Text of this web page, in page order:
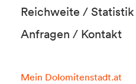
Reichweite / Statistik
Anfragen / Kontakt
Mein Dolomitenstadt.at